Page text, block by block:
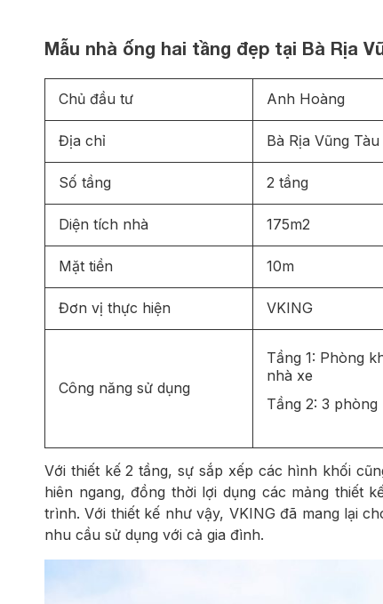
Mẫu nhà ống hai tầng đẹp tại Bà Rịa
Chủ đầu tư Anh Hoàng
Địa chỉ Bà Rịa Vũng Tàu
Số tầng 2 tầng
Diện tích nhà 175m2
Mặt tiền 10m
Đơn vị thực hiện VKING
Công năng sử dụng
Tầng 1: Phòng
nhà xe
Tầng 2: 3
Với thiết kế 2 tầng, sự sắp xếp các hình khối
hiên ngang, đồng thời lợi dụng các mảng thiết
trình. Với thiết kế như vậy, VKING đã mang lại
nhu cầu sử dụng với cả gia đình.